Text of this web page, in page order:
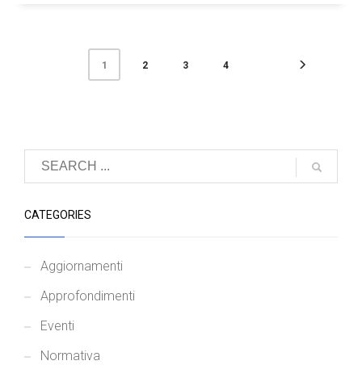
1 2 3 4
CATEGORIES
Aggiornamenti
Approfondimenti
Eventi
Normativa